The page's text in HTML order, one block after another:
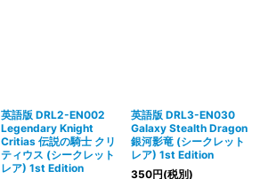
英語版 DRL2-EN002
Legendary Knight
Critias 伝説の騎士 クリ
ティウス (シークレット
レア) 1st Edition
英語版 DRL3-EN030
Galaxy Stealth Dragon
銀河影竜 (シークレット
レア) 1st Edition
350円(税別)